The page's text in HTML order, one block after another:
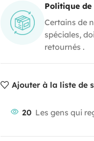
Politique
Certains de
spéciales,
retournés .
Ajouter à la liste de
20 Les gens qui